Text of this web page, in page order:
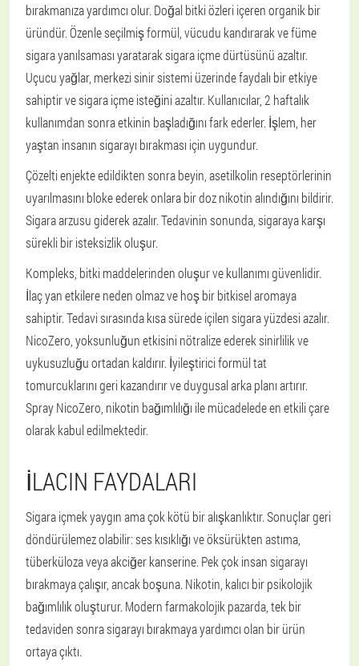
bırakmanıza yardımcı olur. Doğal bitki özleri içeren organik bir
üründür. Özenle seçilmiş formül, vücudu kandırarak ve füme
sigara yanılsaması yaratarak sigara içme dürtüsünü azaltır.
Uçucu yağlar, merkezi sinir sistemi üzerinde faydalı bir etkiye
sahiptir ve sigara içme isteğini azaltır. Kullanıcılar, 2 haftalık
kullanımdan sonra etkinin başladığını fark ederler. İşlem, her
yaştan insanın sigarayı bırakması için uygundur.
Çözelti enjekte edildikten sonra beyin, asetilkolin reseptörlerinin
uyarılmasını bloke ederek onlara bir doz nikotin alındığını bildirir.
Sigara arzusu giderek azalır. Tedavinin sonunda, sigaraya karşı
sürekli bir isteksizlik oluşur.
Kompleks, bitki maddelerinden oluşur ve kullanımı güvenlidir.
İlaç yan etkilere neden olmaz ve hoş bir bitkisel aromaya
sahiptir. Tedavi sırasında kısa sürede içilen sigara yüzdesi azalır.
NicoZero, yoksunluğun etkisini nötralize ederek sinirlilik ve
uykusuzluğu ortadan kaldırır. İyileştirici formül tat
tomurcuklarını geri kazandırır ve duygusal arka planı artırır.
Spray NicoZero, nikotin bağımlılığı ile mücadelede en etkili çare
olarak kabul edilmektedir.
İLACIN FAYDALARI
Sigara içmek yaygın ama çok kötü bir alışkanlıktır. Sonuçlar geri
döndürülemez olabilir: ses kısıklığı ve öksürükten astıma,
tüberküloza veya akciğer kanserine. Pek çok insan sigarayı
bırakmaya çalışır, ancak boşuna. Nikotin, kalıcı bir psikolojik
bağımlılık oluşturur. Modern farmakolojik pazarda, tek bir
tedaviden sonra sigarayı bırakmaya yardımcı olan bir ürün
ortaya çıktı.